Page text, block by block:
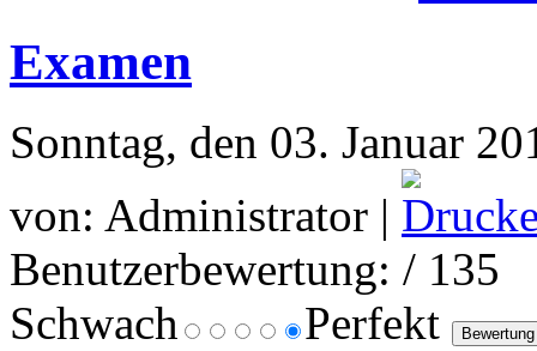
Examen
Sonntag, den 03. Januar
von: Administrator |
Benutzerbewertung: / 135
Schwach
Perfekt